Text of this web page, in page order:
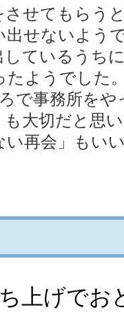
させてもらう
出せないよう
しているうち
たようでした
で事務所を
も大切だと思
い再会」もい
上げでお